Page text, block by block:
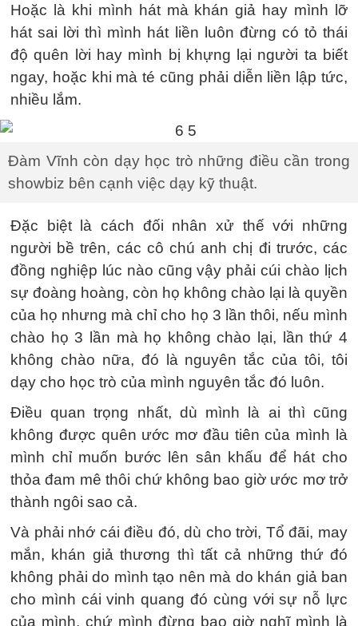
Hoặc là khi mình hát mà khán giả hay mình lỡ
hát sai lời thì mình hát liền luôn đừng có tỏ thái
độ quên lời hay mình bị khựng lại người ta biết
ngay, hoặc khi mà té cũng phải diễn liền lập tức,
nhiều lắm.
Đàm Vĩnh còn dạy học trò những điều cần trong
showbiz bên cạnh việc dạy kỹ thuật.
Đặc biệt là cách đối nhân xử thế với những
người bề trên, các cô chú anh chị đi trước, các
đồng nghiệp lúc nào cũng vậy phải cúi chào lịch
sự đoàng hoàng, còn họ không chào lại là quyền
của họ nhưng mà chỉ cho họ 3 lần thôi, nếu mình
chào họ 3 lần mà họ không chào lại, lần thứ 4
không chào nữa, đó là nguyên tắc của tôi, tôi
dạy cho học trò của mình nguyên tắc đó luôn.
Điều quan trọng nhất, dù mình là ai thì cũng
không được quên ước mơ đầu tiên của mình là
mình chỉ muốn bước lên sân khấu để hát cho
thỏa đam mê thôi chứ không bao giờ ước mơ trở
thành ngôi sao cả.
Và phải nhớ cái điều đó, dù cho trời, Tổ đãi, may
mắn, khán giả thương thì tất cả những thứ đó
không phải do mình tạo nên mà do khán giả ban
cho mình cái vinh quang đó cùng với sự nỗ lực
của mình, chứ mình đừng bao giờ nghĩ mình là